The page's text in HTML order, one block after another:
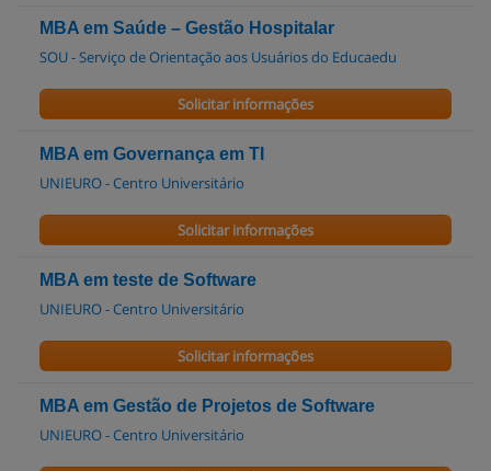
MBA em Saúde – Gestão Hospitalar
SOU - Serviço de Orientação aos Usuários do Educaedu
Solicitar informações
MBA em Governança em TI
UNIEURO - Centro Universitário
Solicitar informações
MBA em teste de Software
UNIEURO - Centro Universitário
Solicitar informações
MBA em Gestão de Projetos de Software
UNIEURO - Centro Universitário